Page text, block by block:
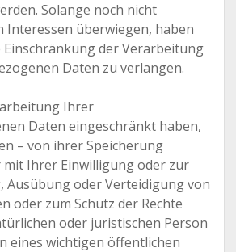
Solange noch nicht
Interessen überwiegen, haben
Einschränkung der Verarbeitung
Daten zu verlangen.
Ihrer
Daten eingeschränkt haben,
– von ihrer Speicherung
mit Ihrer Einwilligung oder zur
Ausübung oder Verteidigung von
oder zum Schutz der Rechte
oder juristischen Person
eines wichtigen öffentlichen